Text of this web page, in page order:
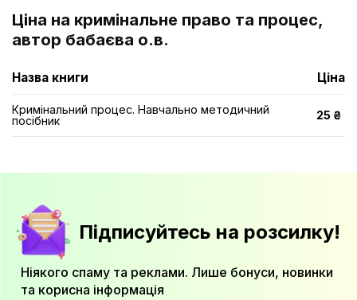
Ціна на кримінальне право та процес,
автор бабаєва о.в.
Назва книги Ціна
Кримінальний процес. Навчально методичний
посібник
25 ₴
Підписуйтесь на розсилку!
Ніякого спаму та реклами. Лише бонуси, новинки
та корисна інформація